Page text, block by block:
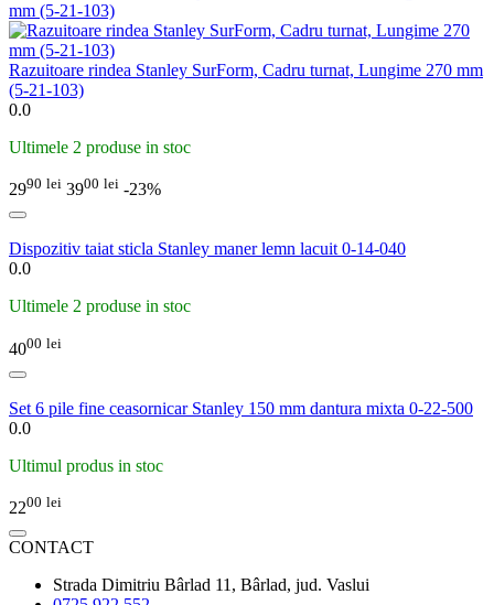
Razuitoare rindea Stanley SurForm, Cadru turnat, Lungime 270 mm
(5-21-103)
0.0
Ultimele 2 produse in stoc
2990 lei 3900 lei -23%
Dispozitiv taiat sticla Stanley maner lemn lacuit 0-14-040
0.0
Ultimele 2 produse in stoc
4000 lei
Set 6 pile fine ceasornicar Stanley 150 mm dantura mixta 0-22-500
0.0
Ultimul produs in stoc
2200 lei
CONTACT
Strada Dimitriu Bârlad 11, Bârlad, jud. Vaslui